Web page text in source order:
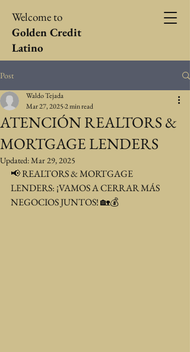
Welcome to
Golden Credit
Latino
Post
ATENCIÓN REALTORS &
MORTGAGE LENDERS
Waldo Tejada
Mar 27, 20252 min read
Updated:Mar 29, 2025
📢 REALTORS & MORTGAGE
LENDERS: ¡VAMOS A CERRAR MÁS
NEGOCIOS JUNTOS! 🏡💰